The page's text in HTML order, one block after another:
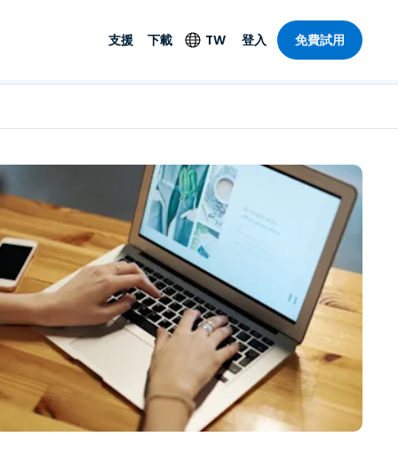
Prem
端點偵測和回應
Foxpass Wi-Fi 存取和
控制
零信任安全工作區
盾牌（反詐騙）
所有產品
業
支援
系統狀態
下載 TW
Deutsch
Español
Français
Italiano
Nederlands
Português
简体中文
繁體中文
日本語
登入 免費試用